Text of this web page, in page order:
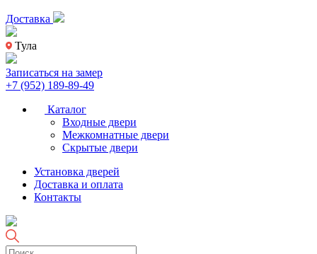
Доставка
Тула
Записаться на замер
+7 (952) 189-89-49
Каталог
Входные двери
Межкомнатные двери
Скрытые двери
Установка дверей
Доставка и оплата
Контакты